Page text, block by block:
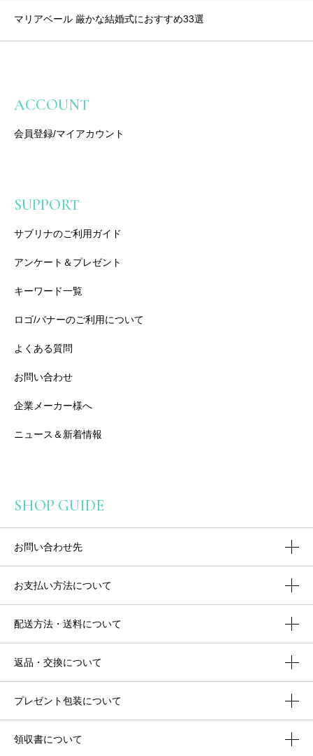
マリアベール 厳かな結婚式におすすめ33選
ACCOUNT
会員登録/マイアカウント
SUPPORT
サブリナのご利用ガイド
アンケート＆プレゼント
キーワード一覧
ロゴ/バナーのご利用について
よくある質問
お問い合わせ
企業メーカー様へ
ニュース＆新着情報
SHOP GUIDE
お問い合わせ先
お支払い方法について
配送方法・送料について
返品・交換について
プレゼント包装について
領収書について